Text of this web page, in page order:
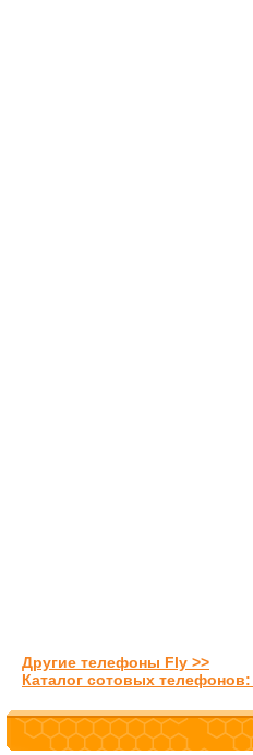
Другие телефоны Fly >>
Каталог сотовых